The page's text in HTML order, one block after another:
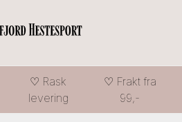
♡ Rask
levering
♡ Frakt fra
99,-